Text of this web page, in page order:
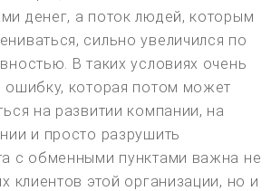
денег, а поток людей, которым
сильно увеличился по
В таких условиях очень
ошибку, которая потом может
на развитии компании, на
и просто разрушить
с обменными пунктами важна не
клиентов этой организации, но и